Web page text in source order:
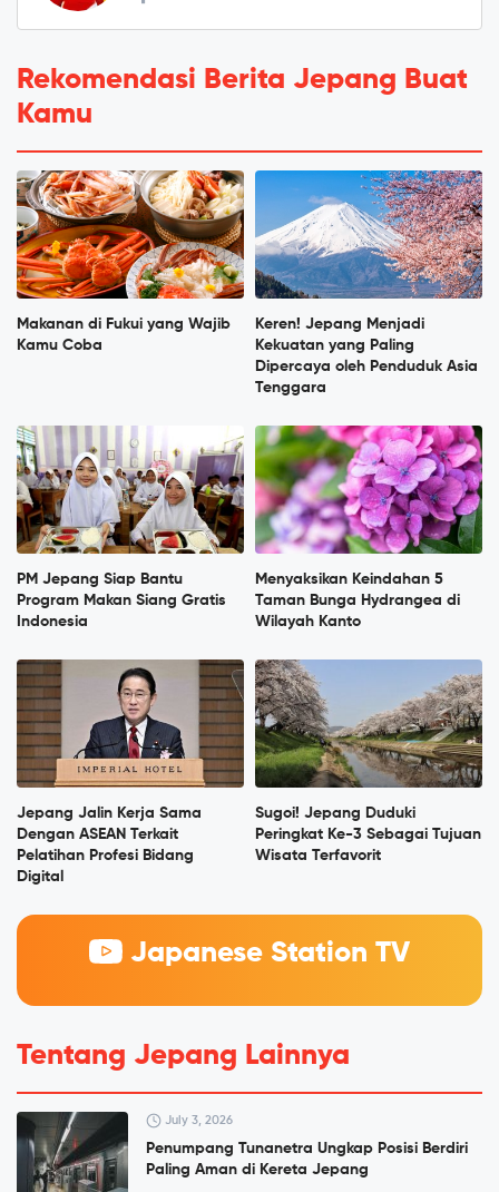
Rekomendasi Berita Jepang Buat
Kamu
Makanan di Fukui yang Wajib
Kamu Coba
Keren! Jepang Menjadi
Kekuatan yang Paling
Dipercaya oleh Penduduk Asia
Tenggara
PM Jepang Siap Bantu
Program Makan Siang Gratis
Indonesia
Menyaksikan Keindahan 5
Taman Bunga Hydrangea di
Wilayah Kanto
Jepang Jalin Kerja Sama
Dengan ASEAN Terkait
Pelatihan Profesi Bidang
Digital
Sugoi! Jepang Duduki
Peringkat Ke-3 Sebagai Tujuan
Wisata Terfavorit
Japanese Station TV
Tentang Jepang Lainnya
July 3, 2026
Penumpang Tunanetra Ungkap Posisi Berdiri
Paling Aman di Kereta Jepang